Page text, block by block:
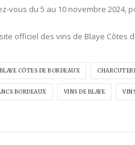
vous du 5 au 10 novembre
officiel des vins de Blaye
BLAYE CÔTES DE BORDEAUX
BORDEAUX VINS DE BLAYE